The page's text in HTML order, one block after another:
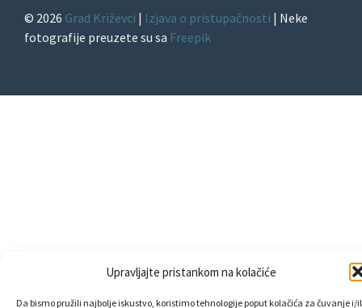
Upravljajte pristankom na kolačiće
Da bismo pružili najbolje iskustvo, koristimo tehnologije poput kolačića za čuvanje i/
© 2026 Grad Križevci | Izjava o pristupačnosti | Neke
fotografije preuzete su sa Freepik